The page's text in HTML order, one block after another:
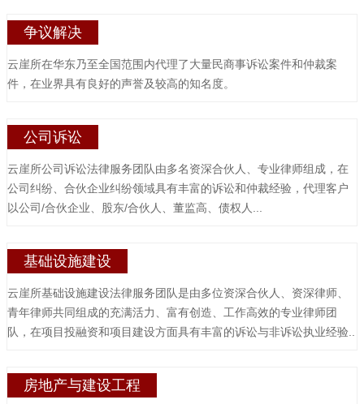
争议解决
云崖所在华东乃至全国范围内代理了大量民商事诉讼案件和仲裁案
件，在业界具有良好的声誉及较高的知名度。
公司诉讼
云崖所公司诉讼法律服务团队由多名资深合伙人、专业律师组成，在
公司纠纷、合伙企业纠纷领域具有丰富的诉讼和仲裁经验，代理客户
以公司/合伙企业、股东/合伙人、董监高、债权人...
基础设施建设
云崖所基础设施建设法律服务团队是由多位资深合伙人、资深律师、
青年律师共同组成的充满活力、富有创造、工作高效的专业律师团
队，在项目投融资和项目建设方面具有丰富的诉讼与非诉讼执业经验..
房地产与建设工程